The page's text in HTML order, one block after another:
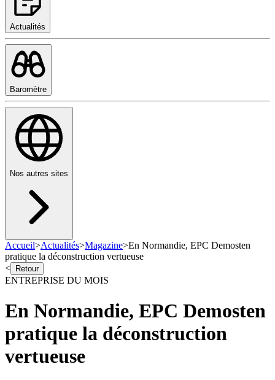
Actualités
Baromètre
Nos autres sites
Accueil>Actualités>Magazine>En Normandie, EPC Demosten
pratique la déconstruction vertueuse
<
Retour
ENTREPRISE DU MOIS
En Normandie, EPC Demosten
pratique la déconstruction
vertueuse